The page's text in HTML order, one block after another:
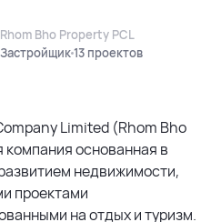
Rhom Bho Property PCL
Застройщик13 проектов
Limited (Rhom Bho
компания основанная в
недвижимости,
проектами
на отдых и туризм.